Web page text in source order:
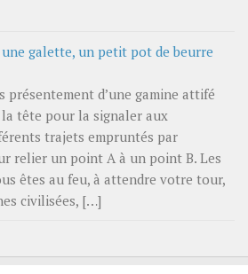
galette, un petit pot de beurre
présentement d’une gamine attifé
tête pour la signaler aux
trajets empruntés par
relier un point A à un point B. Les
êtes au feu, à attendre votre tour,
civilisées, […]